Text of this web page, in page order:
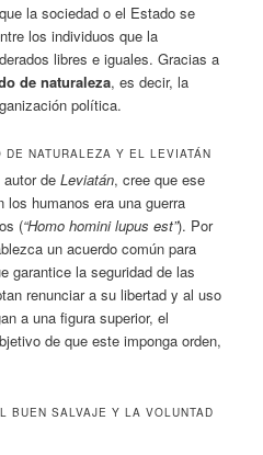
la sociedad o el Estado se
los individuos que la
libres e iguales. Gracias a
de naturaleza, es decir, la
política.
NATURALEZA Y EL LEVIATÁN
autor deLeviatán, cree que ese
humanos era una guerra
(“Homo homini lupus est”). Por
un acuerdo común para
garantice la seguridad de las
renunciar a su libertad y al uso
a una figura superior, el
de que este imponga orden,
BUEN SALVAJE Y LA VOLUNTAD